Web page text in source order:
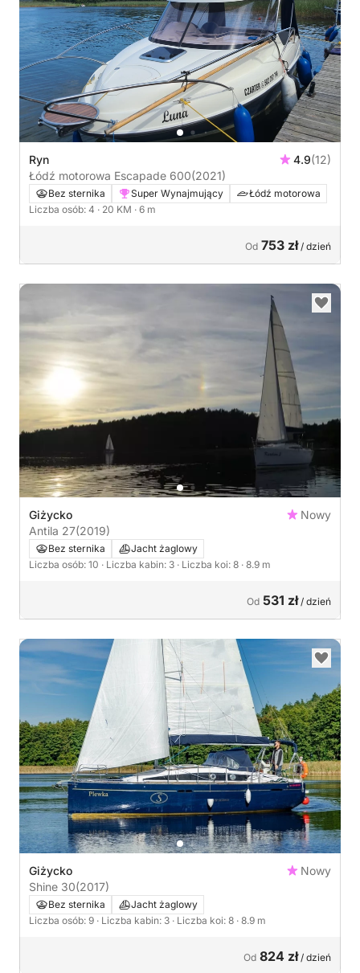
Ryn 4.9(12)
Łódź motorowa Escapade 600(2021)
Bez sternika Super Wynajmujący
Łódź motorowa
Liczba osób: 4 · 20 KM · 6 m
Od 753 zł/ dzień
Giżycko
Nowy
Antila 27(2019)
Bez sternika
Jacht żaglowy
Liczba osób: 10 · Liczba kabin: 3 · Liczba koi: 8 · 8.9 m
Od 531 zł/ dzień
Giżycko
Nowy
Shine 30(2017)
Bez sternika
Jacht żaglowy
Liczba osób: 9 · Liczba kabin: 3 · Liczba koi: 8 · 8.9 m
Od 824 zł/ dzień